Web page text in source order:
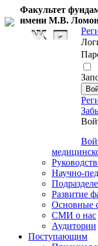
Факультет
имени М.В.
Научно-
Развитие
Основные
СМИ о нас
Аудитории
Поступающим